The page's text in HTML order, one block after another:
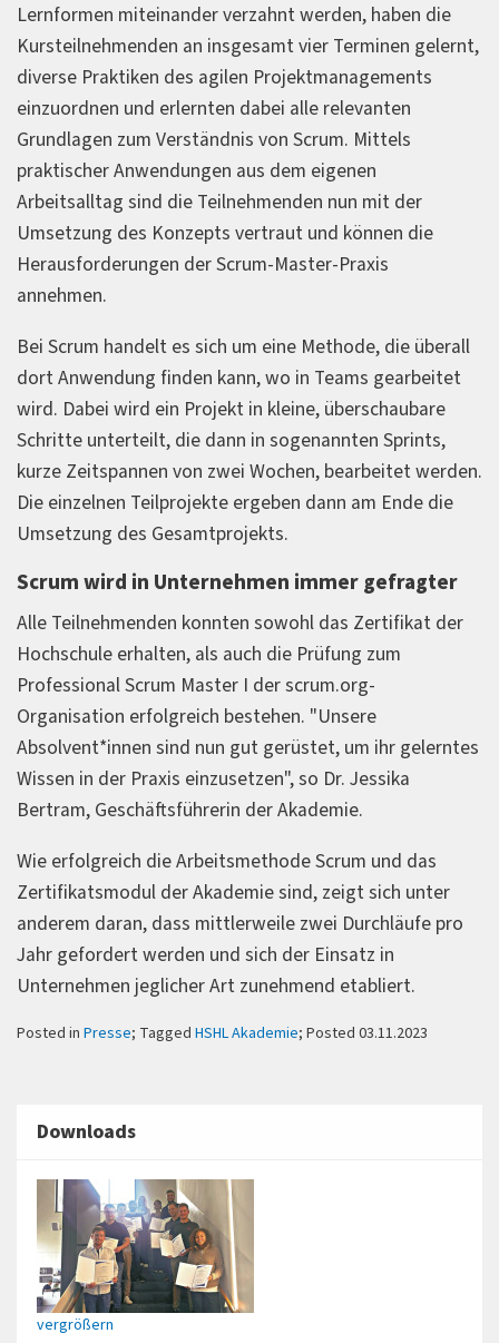
Lernformen miteinander verzahnt werden, haben die
Kursteilnehmenden an insgesamt vier Terminen gelernt,
diverse Praktiken des agilen Projektmanagements
einzuordnen und erlernten dabei alle relevanten
Grundlagen zum Verständnis von Scrum. Mittels
praktischer Anwendungen aus dem eigenen
Arbeitsalltag sind die Teilnehmenden nun mit der
Umsetzung des Konzepts vertraut und können die
Herausforderungen der Scrum-Master-Praxis
annehmen.
Bei Scrum handelt es sich um eine Methode, die überall
dort Anwendung finden kann, wo in Teams gearbeitet
wird. Dabei wird ein Projekt in kleine, überschaubare
Schritte unterteilt, die dann in sogenannten Sprints,
kurze Zeitspannen von zwei Wochen, bearbeitet werden.
Die einzelnen Teilprojekte ergeben dann am Ende die
Umsetzung des Gesamtprojekts.
Scrum wird in Unternehmen immer gefragter
Alle Teilnehmenden konnten sowohl das Zertifikat der
Hochschule erhalten, als auch die Prüfung zum
Professional Scrum Master I der scrum.org-
Organisation erfolgreich bestehen. "Unsere
Absolvent*innen sind nun gut gerüstet, um ihr gelerntes
Wissen in der Praxis einzusetzen", so Dr. Jessika
Bertram, Geschäftsführerin der Akademie.
Wie erfolgreich die Arbeitsmethode Scrum und das
Zertifikatsmodul der Akademie sind, zeigt sich unter
anderem daran, dass mittlerweile zwei Durchläufe pro
Jahr gefordert werden und sich der Einsatz in
Unternehmen jeglicher Art zunehmend etabliert.
Posted in Presse; Tagged HSHL Akademie; Posted 03.11.2023
Downloads
vergrößern